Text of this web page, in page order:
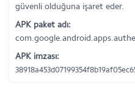
güvenli olduğuna işaret eder.
APK paket adı:
APK imzası: